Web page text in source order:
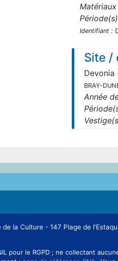
Matériaux
Identifiant :
Site /
Devonia
BRAY-
Année
de la Culture - 147 Plage de
pour le RGPD ; ne collectant